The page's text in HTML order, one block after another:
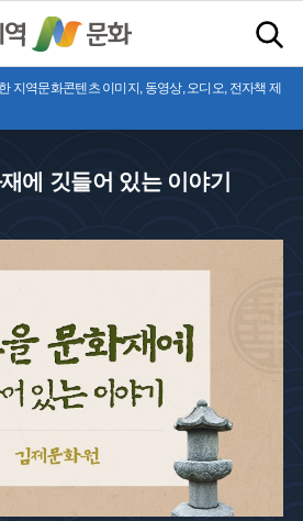
지역문화콘텐츠 이미지, 동영상, 오디오, 전자책 제
에 깃들어 있는 이야기